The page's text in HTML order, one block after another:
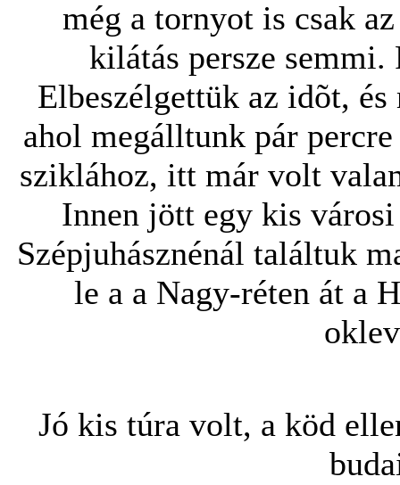
még a tornyot is csak
kilátás persze
Elbeszélgettük az idõt,
ahol megálltunk pár
sziklához, itt már volt
Innen jött egy kis
Szépjuhásznénál találtuk
le a a Nagy-réten át a
Jó kis túra volt, a köd